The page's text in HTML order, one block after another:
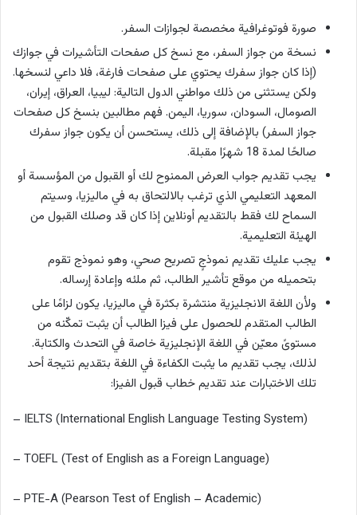
صورة فوتوغرافية مخصصة لجوازات السفر.
نسخة من جواز السفر، مع نسخ كل صفحات التأشيرات في جوازك
(إذا كان جواز سفرك يحتوي على صفحات فارغة، فلا داعي لنسخها.
ولكن يستثنى من ذلك مواطني الدول التالية: ليبيا، العراق، إيران،
الصومال، السودان، سوريا، اليمن. فهم مطالبين بنسخ كل صفحات
جواز السفر) بالإضافة إلى ذلك، يستحسن أن يكون جواز سفرك
صالحًا لمدة 18 شهرًا مقبلة.
يجب تقديم جواب العرض الممنوح لك أو القبول من المؤسسة أو
المعهد التعليمي الذي ترغب بالالتحاق به في ماليزيا، وسيتم
السماح لك فقط بالتقديم أونلاين إذا كان قد وصلك القبول من
الهيئة التعليمية.
يجب عليك تقديم نموذجٍ تصريح صحي، وهو نموذج تقوم
بتحميله من موقع تأشير الطالب، ثم ملئه وإعادة إرساله.
ولأن اللغة الانجليزية منتشرة بكثرة في ماليزيا، يكون لزامًا على
الطالب المتقدم للحصول على فيزا الطالب أن يثبت تمكّنه من
مستوىً معيّن في اللغة الإنجليزية خاصة في التحدث والكتابة.
لذلك، يجب تقديم ما يثبت الكفاءة في اللغة بتقديم نتيجة أحد
تلك الاختبارات عند تقديم خطاب قبول الفيزا:
– IELTS (International English Language Testing System)
– TOEFL (Test of English as a Foreign Language)
– PTE-A (Pearson Test of English – Academic)